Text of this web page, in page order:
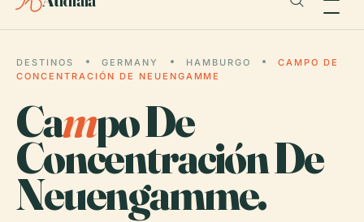
DESTINOS GERMANY HAMBURGO
CAMPO DE
CONCENTRACIÓN DE NEUENGAMME
Campo De
Concentración De
Neuengamme.